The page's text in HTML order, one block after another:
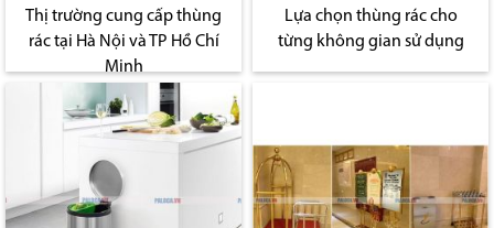
Thị trường cung cấp thùng
rác tại Hà Nội và TP Hồ Chí
Minh
Lựa chọn thùng rác cho
từng không gian sử dụng